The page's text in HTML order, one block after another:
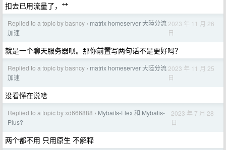
扣去已用流量了，艹
Replied to a topic by basncy › matrix homeserver 大陸分流
加速
2023 年 11 月 26
日
就是一个聊天服务器呗。那你前置写两句话不是更好吗？
Replied to a topic by basncy › matrix homeserver 大陸分流
加速
2023 年 11 月 25
日
没看懂在说啥
Replied to a topic by xd666888 › Mybaits-Flex 和 Mybatis-
Plus?
2023 年 7 月 28
日
两个都不用 只用原生 不解释